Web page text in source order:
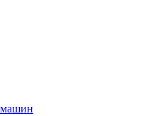
машин